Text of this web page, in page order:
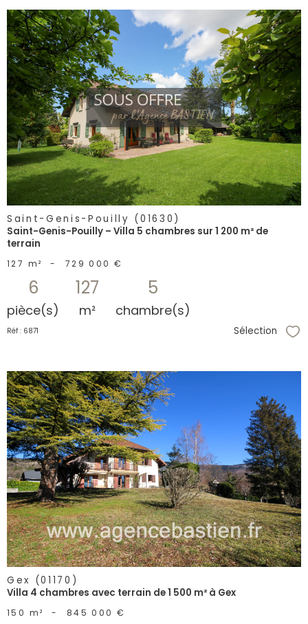
voir le
bien
Saint-Genis-Pouilly (01630)
Saint-Genis-Pouilly – Villa 5 chambres sur 1 200 m² de
terrain
127 m² - 729 000 €
6
pièce(s)
127
m²
5
chambre(s)
Réf : 6871 Sélection
voir le
bien
Gex (01170)
Villa 4 chambres avec terrain de 1 500 m² à Gex
150 m² - 845 000 €